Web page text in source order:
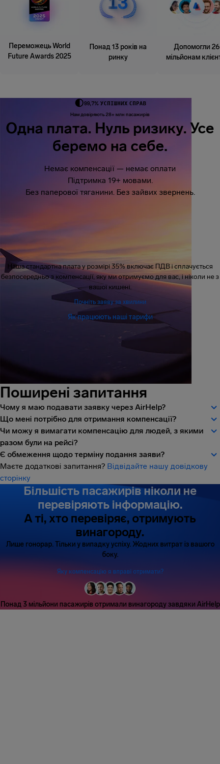
Переможець World
Future Awards 2025
Понад 13 років на
ринку
Допомогли 26
мільйонам
99,7% УСПІШНИХ СПРАВ
Нам довіряють 28+ млн пасажирів
Одна плата. Нуль ризику. Усе
беремо на себе.
Немає компенсації — немає оплати
Підтримка 19+ мовами.
Без паперової тяганини. Без зайвих звернень.
Наша стандартна плата у розмірі 35% включає ПДВ і сплачується
безпосередньо з компенсації, яку ми отримуємо для вас, і ніколи не з
вашої кишені.
Почніть заяву за хвилини
Як працюють наші тарифи
Поширені запитання
Чому я маю подавати заявку через AirHelp?
Що мені потрібно для отримання компенсації?
Чи можу я вимагати компенсацію для людей, з якими
разом були на рейсі?
Є обмеження щодо терміну подання заяви?
Маєте додаткові запитання? Відвідайте нашу довідкову
сторінку
Більшість пасажирів ніколи не
перевіряють інформацію.
А ті, хто перевіряє, отримують
винагороду.
Лише гонорар. Тільки у випадку успіху. Жодних витрат із вашого
боку.
Яку компенсацію я вправі отримати?
Понад 3 мільйони пасажирів отримали винагороду завдяки AirHelp